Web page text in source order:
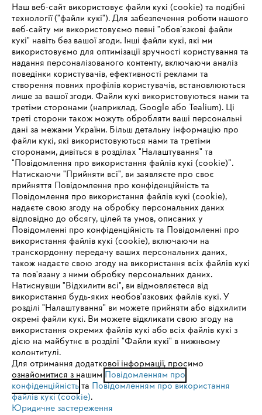
Зареєструватись зараз
#STIHL
Про компанію STIHL
Запитання та відповіді
Сервіс
Політика конфіденційності Вихідні дані Cookies
Юридична інформація
IHR BROWSER WIRD NICHT
UNTERSTÜTZT
Sie nutzen einen Browser, den wir noch nicht unterstützen. Für
eine optimale Nutzung unserer Seite empfehlen wir Ihnen, zu
einem der folgenden Browser zu wechseln:
Наш веб-сайт використовує файли кукі (cookie) та подібні
технології ("файли кукі"). Для забезпечення роботи нашого
веб-сайту ми використовуємо певні "обов’язкові файли
кукі" навіть без вашої згоди. Інші файли кукі, які ми
використовуємо для оптимізації зручності користування та
надання персоналізованого контенту, включаючи аналіз
поведінки користувачів, ефективності реклами та
створення повних профілів користувачів, встановлюються
лише за вашої згоди. Файли кукі використовуються нами та
третіми сторонами (наприклад, Google або Tealium). Ці
треті сторони також можуть обробляти ваші персональні
дані за межами України. Більш детальну інформацію про
файли кукі, які використовуються нами та третіми
сторонами, дивіться в розділах "Налаштування" та
"Повідомлення про використання файлів кукі (cookie)”.
Натискаючи "Прийняти всі", ви заявляєте про своє
прийняття Повідомлення про конфіденційність та
Повідомлення про використання файлів кукі (cookie),
надаєте свою згоду на обробку персональних даних
відповідно до обсягу, цілей та умов, описаних у
Повідомленні про конфіденційність та Повідомленні про
використання файлів кукі (cookie), включаючи на
транскордонну передачу ваших персональних даних,
також надаєте свою згоду на використання всіх файлів кукі
та пов'язану з ними обробку персональних даних.
Натиснувши "Відхилити всі", ви відмовляєтеся від
використання будь-яких необов'язкових файлів кукі. У
розділі "Налаштування" ви можете прийняти або відхилити
окремі файли кукі. Ви можете відкликати свою згоду на
використання окремих файлів кукі або всіх файлів кукі з
дією на майбутнє в розділі "Файли кукі" в нижньому
колонтитулі.
Для отримання додаткової інформації, просимо
ознайомитися з нашим Повідомленням про
конфіденційністьта Повідомленням про використання
файлів кукі (cookie).
Юридичне застереження